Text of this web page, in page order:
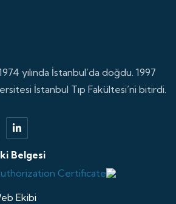
yılında İstanbul’da doğdu. 1997
İstanbul Tıp Fakültesi’ni bitirdi.
Belgesi
Ekibi